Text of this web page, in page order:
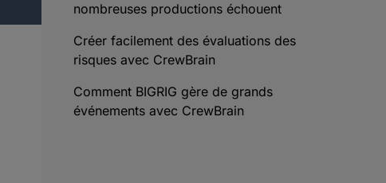
nombreuses productions échouent
Créer facilement des évaluations des
risques avec CrewBrain
Comment BIGRIG gère de grands
événements avec CrewBrain